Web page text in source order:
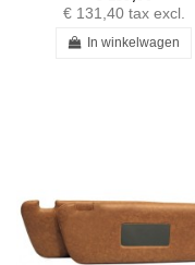
€ 131,40 tax excl.
In winkelwagen